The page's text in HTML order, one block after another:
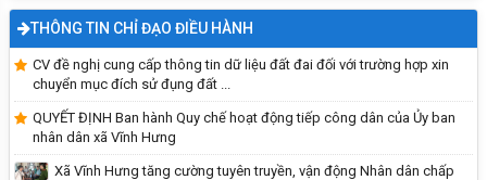
THÔNG TIN CHỈ ĐẠO ĐIỀU HÀNH
CV đề nghị cung cấp thông tin dữ liệu đất đai đối với trường hợp xin
chuyển mục đích sử đụng đất ...
QUYẾT ĐỊNH Ban hành Quy chế hoạt động tiếp công dân của Ủy ban
nhân dân xã Vĩnh Hưng
Xã Vĩnh Hưng tăng cường tuyên truyền, vận động Nhân dân chấp
Hướng dẫn tích hợp thẻ BHYT